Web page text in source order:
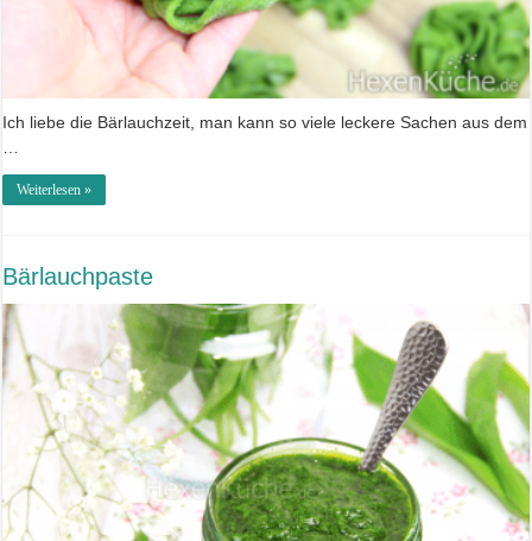
Ich liebe die Bärlauchzeit, man kann so viele leckere Sachen aus dem
…
Weiterlesen »
Bärlauchpaste